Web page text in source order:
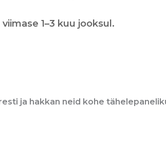
1–3 kuu jooksul.
ja hakkan neid kohe